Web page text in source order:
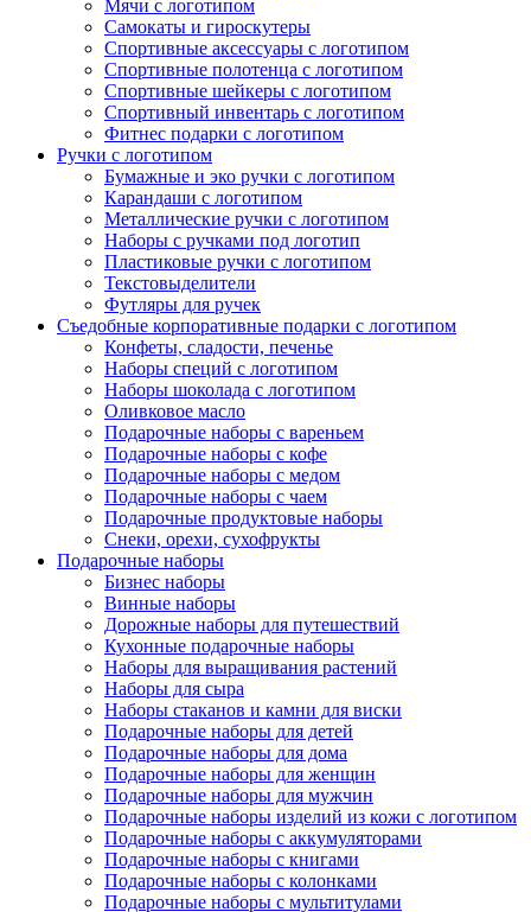
Мячи с логотипом
Самокаты и гироскутеры
Спортивные аксессуары с логотипом
Спортивные полотенца с логотипом
Спортивные шейкеры с логотипом
Спортивный инвентарь с логотипом
Фитнес подарки с логотипом
Ручки с логотипом
Бумажные и эко ручки с логотипом
Карандаши с логотипом
Металлические ручки с логотипом
Наборы с ручками под логотип
Пластиковые ручки с логотипом
Текстовыделители
Футляры для ручек
Съедобные корпоративные подарки с логотипом
Конфеты, сладости, печенье
Наборы специй с логотипом
Наборы шоколада с логотипом
Оливковое масло
Подарочные наборы с вареньем
Подарочные наборы с кофе
Подарочные наборы с медом
Подарочные наборы с чаем
Подарочные продуктовые наборы
Снеки, орехи, сухофрукты
Подарочные наборы
Бизнес наборы
Винные наборы
Дорожные наборы для путешествий
Кухонные подарочные наборы
Наборы для выращивания растений
Наборы для сыра
Наборы стаканов и камни для виски
Подарочные наборы для детей
Подарочные наборы для дома
Подарочные наборы для женщин
Подарочные наборы для мужчин
Подарочные наборы изделий из кожи с логотипом
Подарочные наборы с аккумуляторами
Подарочные наборы с книгами
Подарочные наборы с колонками
Подарочные наборы с мультитулами